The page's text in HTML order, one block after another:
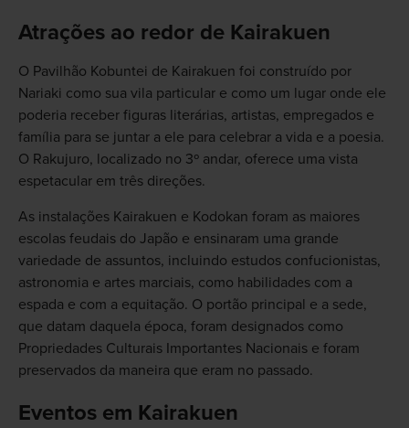
Atrações ao redor de Kairakuen
O Pavilhão Kobuntei de Kairakuen foi construído por
Nariaki como sua vila particular e como um lugar onde ele
poderia receber figuras literárias, artistas, empregados e
família para se juntar a ele para celebrar a vida e a poesia.
O Rakujuro, localizado no 3º andar, oferece uma vista
espetacular em três direções.
As instalações Kairakuen e Kodokan foram as maiores
escolas feudais do Japão e ensinaram uma grande
variedade de assuntos, incluindo estudos confucionistas,
astronomia e artes marciais, como habilidades com a
espada e com a equitação. O portão principal e a sede,
que datam daquela época, foram designados como
Propriedades Culturais Importantes Nacionais e foram
preservados da maneira que eram no passado.
Eventos em Kairakuen